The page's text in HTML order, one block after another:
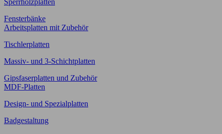
Sperrholzplatten
Fensterbänke
Arbeitsplatten mit Zubehör
Tischlerplatten
Massiv- und 3-Schichtplatten
Gipsfaserplatten und Zubehör
MDF-Platten
Design- und Spezialplatten
Badgestaltung